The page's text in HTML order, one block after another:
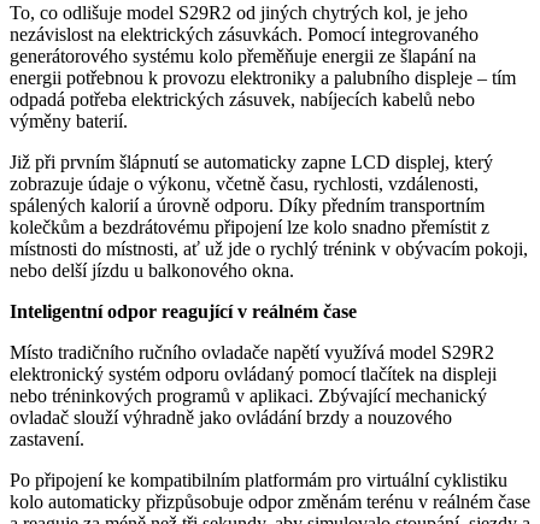
To, co odlišuje model S29R2 od jiných chytrých kol, je jeho
nezávislost na elektrických zásuvkách. Pomocí integrovaného
generátorového systému kolo přeměňuje energii ze šlapání na
energii potřebnou k provozu elektroniky a palubního displeje – tím
odpadá potřeba elektrických zásuvek, nabíjecích kabelů nebo
výměny baterií.
Již při prvním šlápnutí se automaticky zapne LCD displej, který
zobrazuje údaje o výkonu, včetně času, rychlosti, vzdálenosti,
spálených kalorií a úrovně odporu. Díky předním transportním
kolečkům a bezdrátovému připojení lze kolo snadno přemístit z
místnosti do místnosti, ať už jde o rychlý trénink v obývacím pokoji,
nebo delší jízdu u balkonového okna.
Inteligentní odpor reagující v reálném čase
Místo tradičního ručního ovladače napětí využívá model S29R2
elektronický systém odporu ovládaný pomocí tlačítek na displeji
nebo tréninkových programů v aplikaci. Zbývající mechanický
ovladač slouží výhradně jako ovládání brzdy a nouzového
zastavení.
Po připojení ke kompatibilním platformám pro virtuální cyklistiku
kolo automaticky přizpůsobuje odpor změnám terénu v reálném čase